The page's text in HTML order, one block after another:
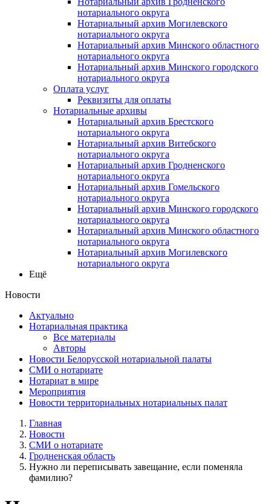
нотариального округа
Нотариальный архив Могилевского
нотариального округа
Нотариальный архив Минского областного
нотариального округа
Нотариальный архив Минского городского
нотариального округа
Оплата услуг
Реквизиты для оплаты
Нотариальные архивы
Нотариальный архив Брестского
нотариального округа
Нотариальный архив Витебского
нотариального округа
Нотариальный архив Гродненского
нотариального округа
Нотариальный архив Гомельского
нотариального округа
Нотариальный архив Минского городского
нотариального округа
Нотариальный архив Минского областного
нотариального округа
Нотариальный архив Могилевского
нотариального округа
Ещё
Новости
Актуально
Нотариальная практика
Все материалы
Авторы
Новости Белорусской нотариальной палаты
СМИ о нотариате
Нотариат в мире
Мероприятия
Новости территориальных нотариальных палат
Главная
Новости
СМИ о нотариате
Гродненская область
Нужно ли переписывать завещание, если поменяла
фамилию?